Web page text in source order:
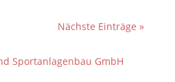
Nächste Einträge »